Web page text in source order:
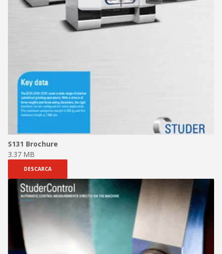
S131 Brochure
3.37 MB
DESCARCA